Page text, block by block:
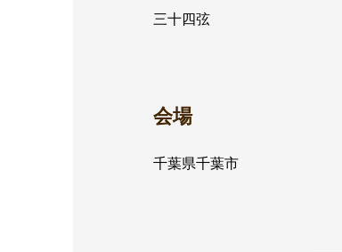
三十四弦
会場
千葉県千葉市